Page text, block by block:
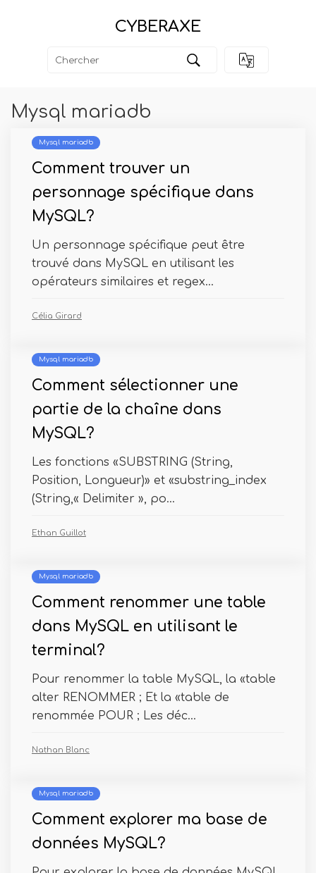
CYBERAXE
Mysql mariadb
Mysql mariadb
Comment trouver un
personnage spécifique dans
MySQL?
Un personnage spécifique peut être
trouvé dans MySQL en utilisant les
opérateurs similaires et regex...
Célia Girard
Mysql mariadb
Comment sélectionner une
partie de la chaîne dans
MySQL?
Les fonctions «SUBSTRING (String,
Position, Longueur)» et «substring_index
(String,« Delimiter », po...
Ethan Guillot
Mysql mariadb
Comment renommer une table
dans MySQL en utilisant le
terminal?
Pour renommer la table MySQL, la «table
alter RENOMMER ; Et la «table de
renommée POUR ; Les déc...
Nathan Blanc
Mysql mariadb
Comment explorer ma base de
données MySQL?